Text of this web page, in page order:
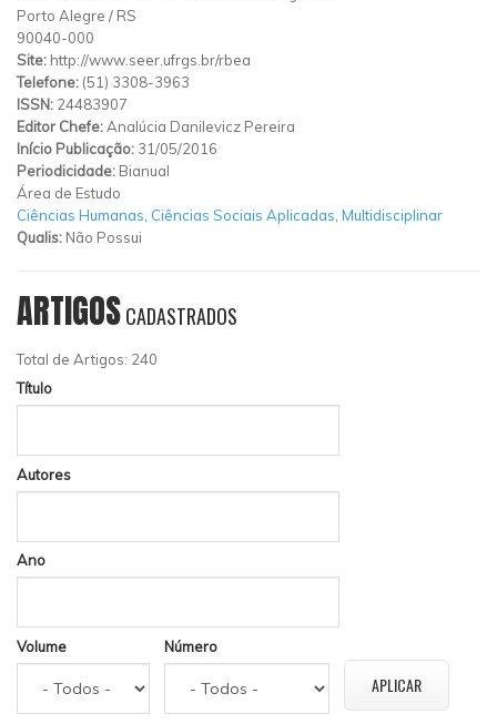
Porto Alegre / RS
90040-000
Site: http://www.seer.ufrgs.br/rbea
Telefone: (51) 3308-3963
ISSN: 24483907
Editor Chefe:Analúcia Danilevicz Pereira
Início Publicação: 31/05/2016
Periodicidade: Bianual
Área de Estudo
Ciências Humanas Ciências Sociais Aplicadas Multidisciplinar
Qualis: Não Possui
ARTIGOSCADASTRADOS
Total de Artigos: 240
Título
Autores
Ano
Volume Número